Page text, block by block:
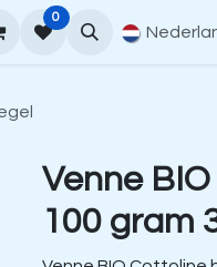
Hoe te bestellen
0
Venne
100 gram